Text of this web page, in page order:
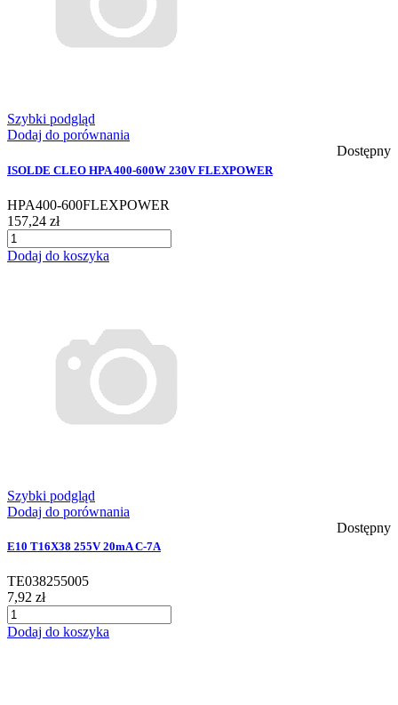
Szybki podgląd
Dodaj do porównania
Dostępny
ISOLDE CLEO HPA 400-600W 230V FLEXPOWER
HPA400-600FLEXPOWER
157,24 zł
Dodaj do koszyka
Szybki podgląd
Dodaj do porównania
Dostępny
E10 T16X38 255V 20mA C-7A
TE038255005
7,92 zł
Dodaj do koszyka